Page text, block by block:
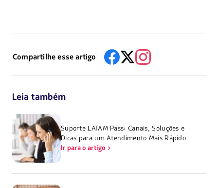
Compartilhe esse artigo
Leia também
Suporte LATAM Pass: Canais, Soluções e
Dicas para um Atendimento Mais Rápido
Ir para o artigo